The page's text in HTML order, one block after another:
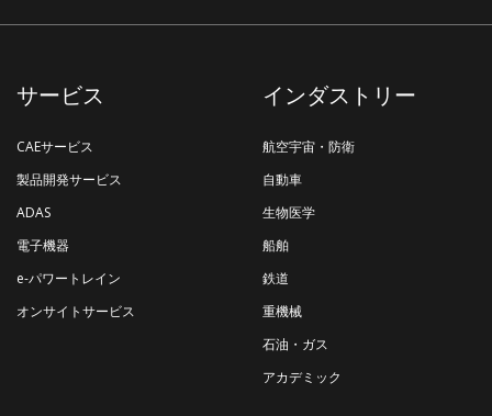
サービス
CAEサービス
製品開発サービス
ADAS
電子機器
e-パワートレイン
オンサイトサービス
インダストリー
航空宇宙・防衛
自動車
生物医学
船舶
鉄道
重機械
石油・ガス
アカデミック